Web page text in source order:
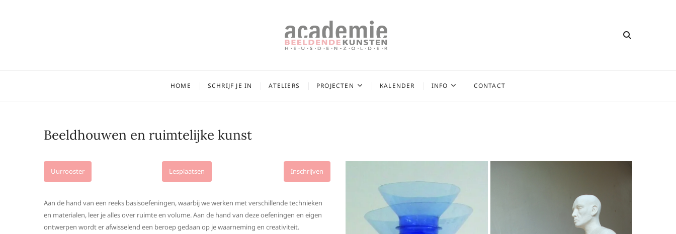
HOME SCHRIJF JE IN ATELIERS PROJECTEN KALENDER INFO CONTACT
Beeldhouwen en ruimtelijke kunst
Uurrooster Lesplaatsen Inschrijven
Aan de hand van een reeks basisoefeningen, waarbij we werken met verschillende technieken
en materialen, leer je alles over ruimte en volume. Aan de hand van deze oefeningen en eigen
ontwerpen wordt er afwisselend een beroep gedaan op je waarneming en creativiteit.